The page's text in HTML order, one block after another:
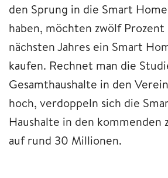
den Sprung in die Smart
haben, möchten zwölf
nächsten Jahres ein Smart
kaufen. Rechnet man die
Gesamthaushalte in den
hoch, verdoppeln sich die
Haushalte in den kommenden
auf rund 30 Millionen.